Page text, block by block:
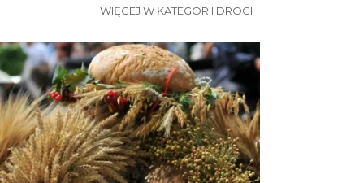
WIĘCEJ W KATEGORII DROGI